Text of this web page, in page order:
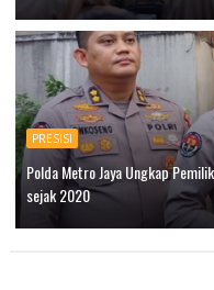
PRESISI
Polda Metro Jaya Ungkap
sejak 2020